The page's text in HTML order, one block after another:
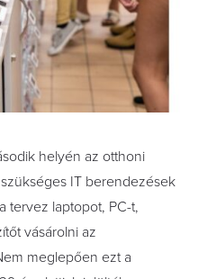
helyén az otthoni
IT berendezések
tervez laptopot, PC-t,
vásárolni az
meglepően ezt a